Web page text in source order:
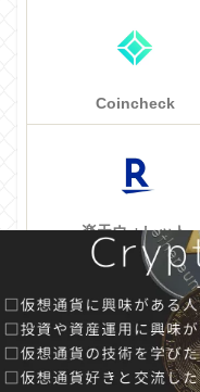
Coincheck
楽天ウォレット
DMMビットコイン